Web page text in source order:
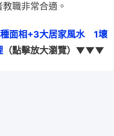
職非常合適。
面相+3大居家風水　1壞
（點擊放大瀏覽）▼▼▼